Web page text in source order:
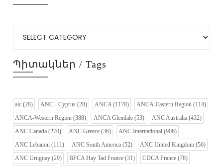
Պիտակներ / Tags
alc (28) ANC - Cyprus (28) ANCA(1178) ANCA-Eastern Region (114)
ANCA-Western Region (388) ANCA Glendale (53) ANC Australia (432)
ANC Canada (270) ANC Greece (36) ANC International (906)
ANC Lebanon (111) ANC South America (52) ANC United Kingdom (56)
ANC Uruguay (29) BFCA Hay Tad France (31) CDCA France (78)